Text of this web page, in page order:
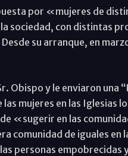
por «mujeres de
sociedad, con distintas
su arranque, en
Obispo y le enviaron una
mujeres en las Iglesias
«sugerir en las
comunidad de iguales en
personas empobrecidas